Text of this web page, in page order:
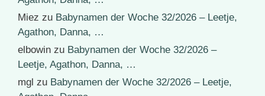
Miez zu Babynamen der Woche 32/2026 – Leetje,
Agathon, Danna, …
elbowin zu Babynamen der Woche 32/2026 –
Leetje, Agathon, Danna, …
mgl zu Babynamen der Woche 32/2026 – Leetje,